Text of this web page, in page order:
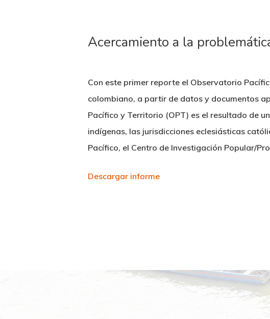
Acercamiento a la
Con este primer reporte el Observatorio
colombiano, a partir de datos y documentos
Pacífico y Territorio (OPT) es el resultado de
indígenas, las jurisdicciones eclesiásticas
Pacífico, el Centro de Investigación Popular/
Descargar informe